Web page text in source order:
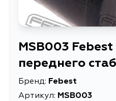
MSB003
переднего
Бренд: Febest
Артикул: MSB003